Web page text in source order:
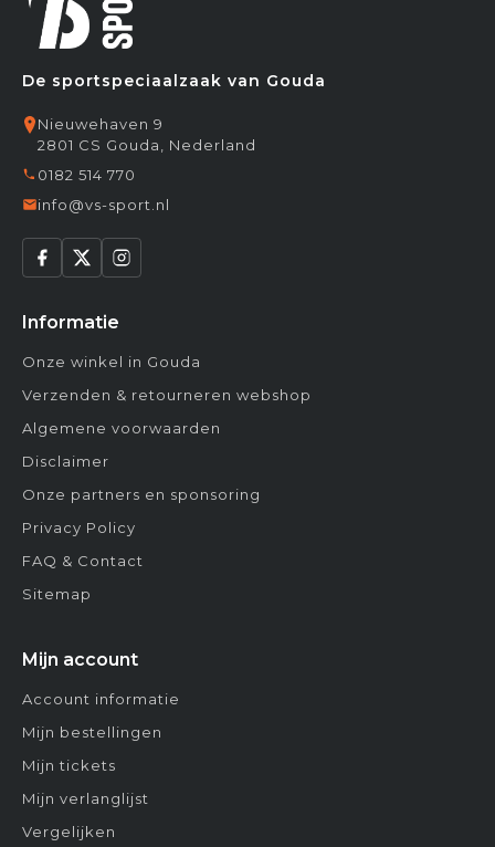
De sportspeciaalzaak van Gouda
Nieuwehaven 9
2801 CS Gouda, Nederland
0182 514 770
info@vs-sport.nl
Informatie
Onze winkel in Gouda
Verzenden & retourneren webshop
Algemene voorwaarden
Disclaimer
Onze partners en sponsoring
Privacy Policy
FAQ & Contact
Sitemap
Mijn account
Account informatie
Mijn bestellingen
Mijn tickets
Mijn verlanglijst
Vergelijken